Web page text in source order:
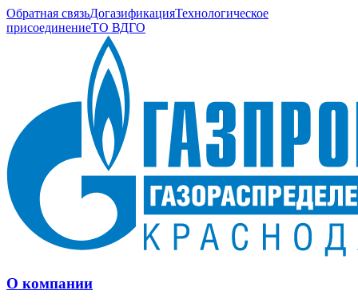
Обратная связьДогазификацияТехнологическое
присоединениеТО ВДГО
О компании